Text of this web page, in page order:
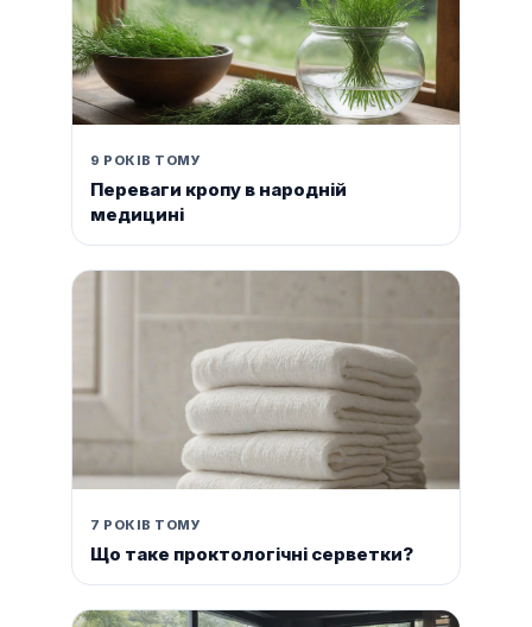
9 РОКІВ ТОМУ
Переваги кропу в народній
медицині
7 РОКІВ ТОМУ
Що таке проктологічні серветки?